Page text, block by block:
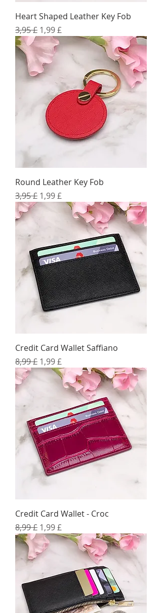
Heart Shaped Leather Key Fob
Standardpreis
3,95 £ Sale-Preis
1,99 £
Round Leather Key Fob
Standardpreis
3,95 £ Sale-Preis
1,99 £
Credit Card Wallet Saffiano
Standardpreis
8,99 £ Sale-Preis
1,99 £
Credit Card Wallet - Croc
Standardpreis
8,99 £ Sale-Preis
1,99 £